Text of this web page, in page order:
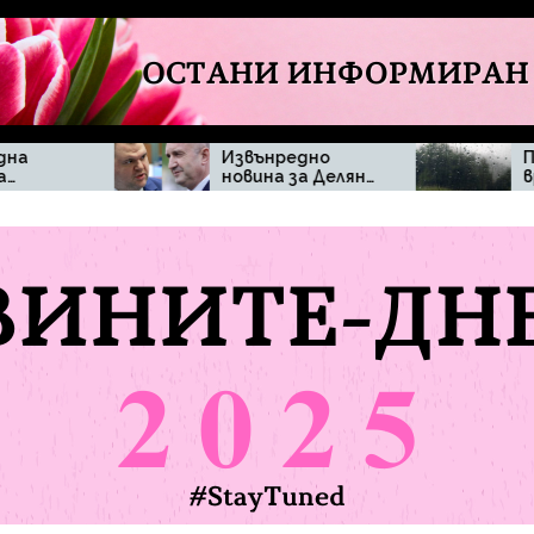
Извънредно
новина за Делян
Пеевски
Промяна във
времето
изненада